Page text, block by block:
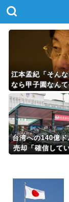
江本孟紀「そん
なら甲子園なん
いい
台湾への140億
売却「確信して